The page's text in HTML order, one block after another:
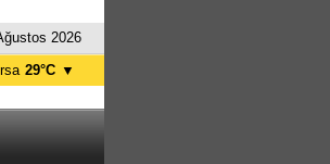
2026
29°C ▼